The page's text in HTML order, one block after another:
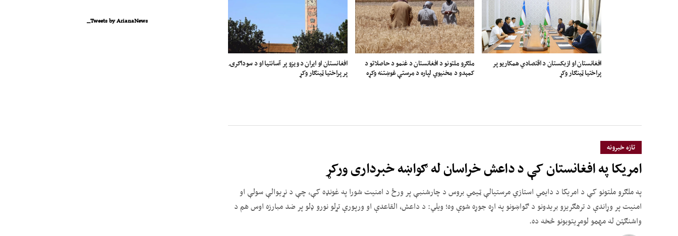
افغانستان او ازبکستان د اقتصادي همکاریو پر
پراختیا ټینګار وکړ
ملګرو ملتونو د افغانستان د غنمو د حاصلاتو د
کمېدو د مخنیوي لپاره د مرستې غوښتنه وکړه
افغانستان او ایران د ویزو پر آسانتیا او د سوداګرۍ
پر پراختیا ټینګار وکړ
تازه خبرونه
امریکا په افغانستان کې د داعش خراسان له ګواښه خبرداری ورکړ
په ملګرو ملتونو کې د امریکا د دایمي استازي مرستیالې ټیمي بروس د چارشنبې پر ورځ د امنیت شورا په غونډه کې، چې د نړیوالې سولې او
امنیت پر وړاندې د ترهګریزو بریدونو د ګواښونو په اړه جوړه شوې وه؛ ویلي: د داعش، القاعدې او ورپورې تړلو نورو ډلو پر ضد مبارزه اوس هم د
واشنګټن له مهمو لومړیتوبونو څخه ده.
Tweets by ArianaNews_